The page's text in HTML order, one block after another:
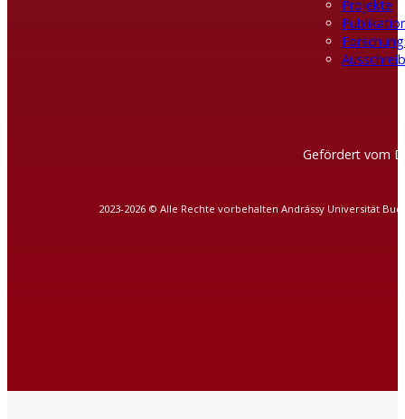
Projekte
Gefördert vom
2023-2026 © Alle Rechte vorbehalten Andrássy Universität